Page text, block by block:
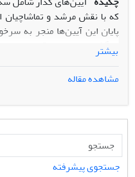
که با نقش مرشد و تماشاچیان
پایان این آیین‌ها منجر به
بازگشتی به مرحله قبل وجود
رخ می‌دهد، جایی که تصمیم
گذار تلقی می‌شود. مهاجرت
عادات و سبک زندگی است.
گذار محسوب می‌شود که در
می‌شوند. این فرایند با
بدون تغییر در سبک زندگی
بیشتر
مشاهده مقاله
جستجوی پیشرفته